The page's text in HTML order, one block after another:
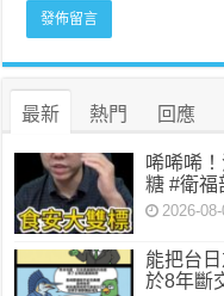
最新 熱門 回應
唏唏唏
糖 #衛福
2026-
能把台
於8年斷